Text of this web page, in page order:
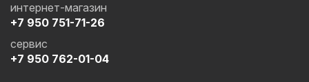
+7 950 751-71-26
интернет-магазин
+7 950 762-01-04
сервис